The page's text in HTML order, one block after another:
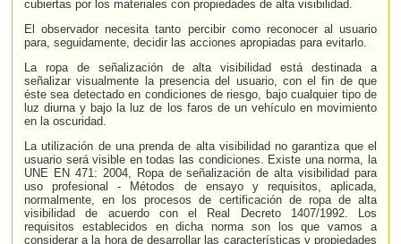
cubiertas por los materiales con propiedades de alta visibilidad.
El observador necesita tanto percibir como reconocer al usuario
para, seguidamente, decidir las acciones apropiadas para evitarlo.
La ropa de señalización de alta visibilidad está destinada a
señalizar visualmente la presencia del usuario, con el fin de que
éste sea detectado en condiciones de riesgo, bajo cualquier tipo de
luz diurna y bajo la luz de los faros de un vehículo en movimiento
en la oscuridad.
La utilización de una prenda de alta visibilidad no garantiza que el
usuario será visible en todas las condiciones. Existe una norma, la
UNE EN 471: 2004, Ropa de señalización de alta visibilidad para
uso profesional - Métodos de ensayo y requisitos, aplicada,
normalmente, en los procesos de certificación de ropa de alta
visibilidad de acuerdo con el Real Decreto 1407/1992. Los
requisitos establecidos en dicha norma son los que vamos a
considerar a la hora de desarrollar las características y propiedades